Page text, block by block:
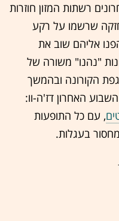
רשתות המזון חוזרות
שרשמו על רקע
אליהם שוב את
"נהנו" משורה של
הקורונה ובהמשך
האחרון דז'ה-וו:
, עם כל התופעות
בעגלות.